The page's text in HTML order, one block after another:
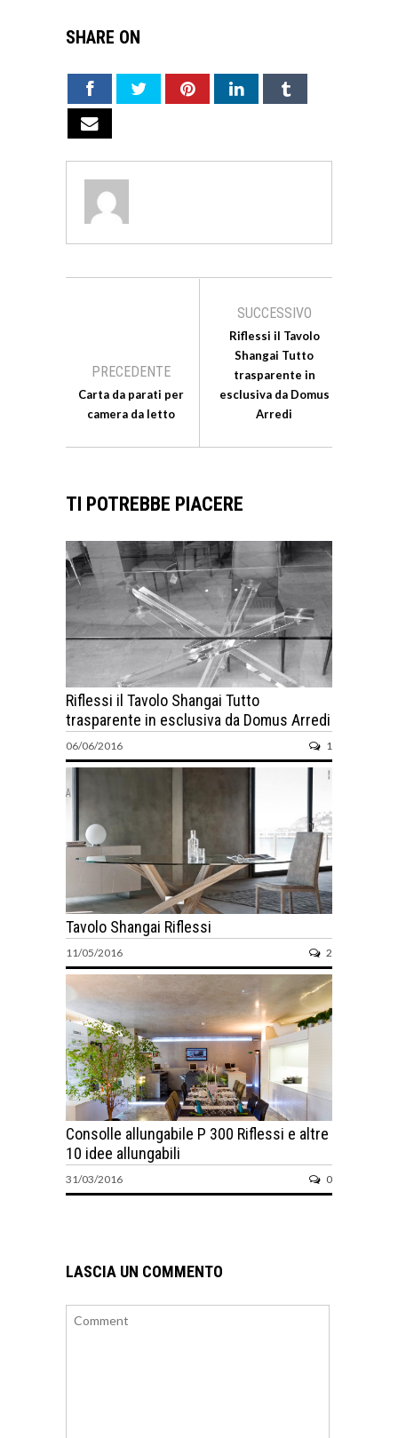
SHARE ON
PRECEDENTE
Carta da parati per
camera da letto
SUCCESSIVO
Riflessi il Tavolo
Shangai Tutto
trasparente in
esclusiva da Domus
Arredi
TI POTREBBE PIACERE
Riflessi il Tavolo Shangai Tutto
trasparente in esclusiva da Domus Arredi
06/06/2016 1
Tavolo Shangai Riflessi
11/05/2016 2
Consolle allungabile P 300 Riflessi e altre
10 idee allungabili
31/03/2016 0
LASCIA UN COMMENTO